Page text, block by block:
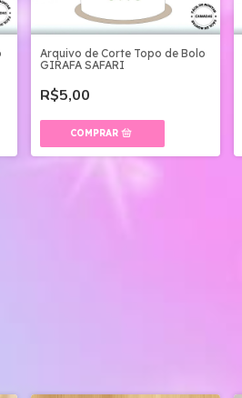
Arquivo de Corte Topo de Bolo
GIRAFA SAFARI
R$5,00